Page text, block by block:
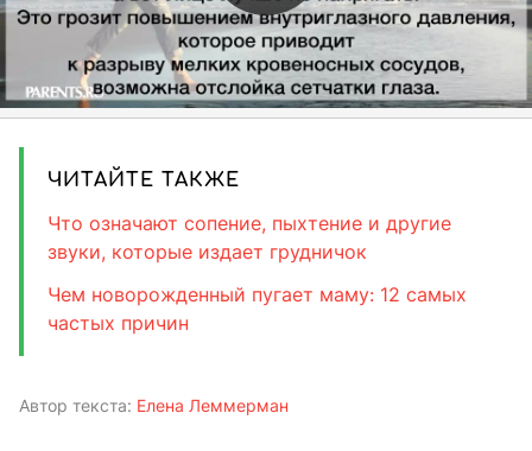
ЧИТАЙТЕ ТАКЖЕ
Что означают сопение, пыхтение и другие
звуки, которые издает грудничок
Чем новорожденный пугает маму: 12 самых
частых причин
Автор текста: Елена Леммерман